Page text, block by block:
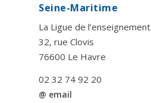
Seine-Maritime
La Ligue de l’enseignement
32, rue Clovis
76600 Le Havre
02 32 74 92 20
@ email